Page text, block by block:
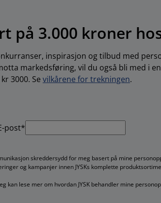
på 3.000 kroner hos
inspirasjon og tilbud med
markedsføring, vil du også bli med i
3000. Se vilkårene for trekningen.
post*
skreddersydd for meg basert på mine
og kampanjer innen JYSKs komplette
kan lese mer om hvordan JYSK behandler mine